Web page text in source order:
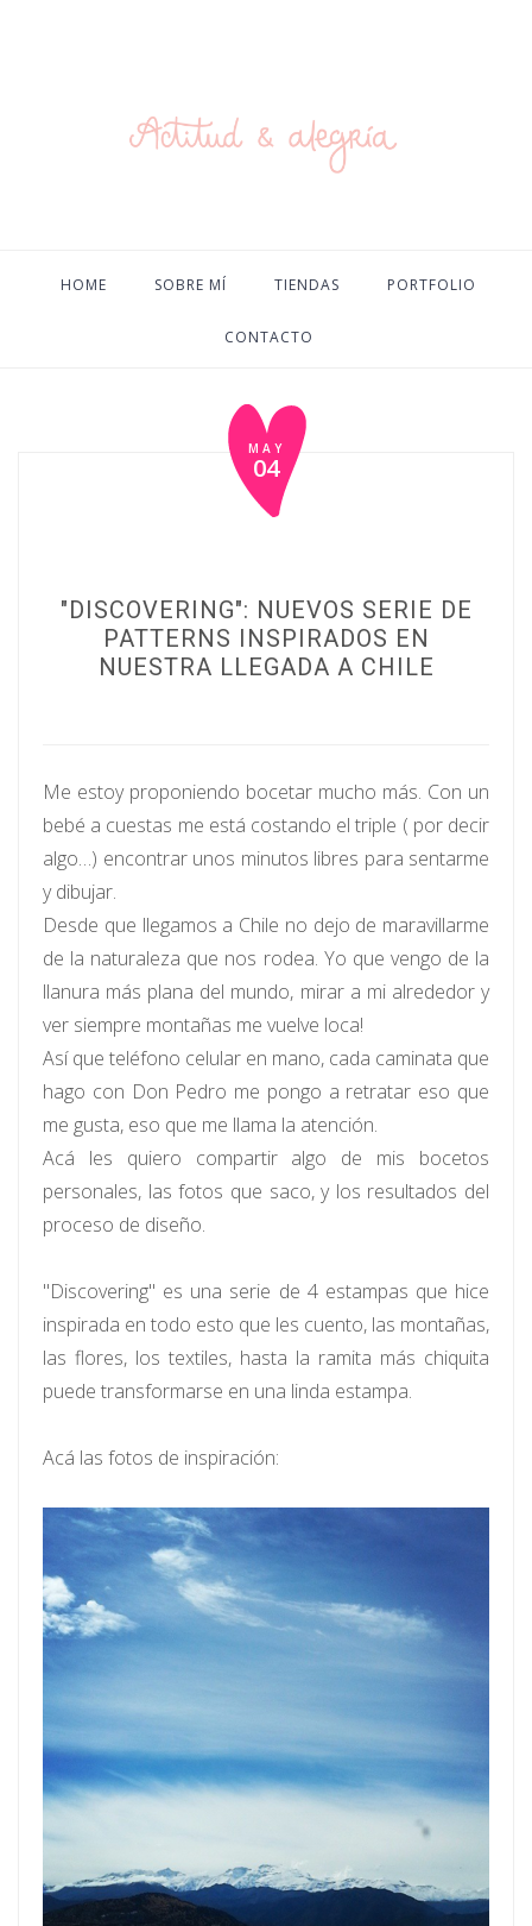
HOME SOBRE MÍ TIENDAS PORTFOLIO
CONTACTO
MAY
04
"DISCOVERING": NUEVOS SERIE DE
PATTERNS INSPIRADOS EN
NUESTRA LLEGADA A CHILE
Me estoy proponiendo bocetar mucho más. Con un
bebé a cuestas me está costando el triple ( por decir
algo…) encontrar unos minutos libres para sentarme
y dibujar.
Desde que llegamos a Chile no dejo de maravillarme
de la naturaleza que nos rodea. Yo que vengo de la
llanura más plana del mundo, mirar a mi alrededor y
ver siempre montañas me vuelve loca!
Así que teléfono celular en mano, cada caminata que
hago con Don Pedro me pongo a retratar eso que
me gusta, eso que me llama la atención.
Acá les quiero compartir algo de mis bocetos
personales, las fotos que saco, y los resultados del
proceso de diseño.
"Discovering" es una serie de 4 estampas que hice
inspirada en todo esto que les cuento, las montañas,
las flores, los textiles, hasta la ramita más chiquita
puede transformarse en una linda estampa.
Acá las fotos de inspiración: